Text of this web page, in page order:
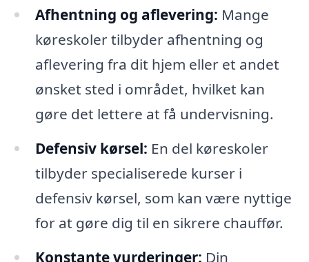
Afhentning og aflevering: Mange
køreskoler tilbyder afhentning og
aflevering fra dit hjem eller et andet
ønsket sted i området, hvilket kan
gøre det lettere at få undervisning.
Defensiv kørsel: En del køreskoler
tilbyder specialiserede kurser i
defensiv kørsel, som kan være nyttige
for at gøre dig til en sikrere chauffør.
Konstante vurderinger: Din